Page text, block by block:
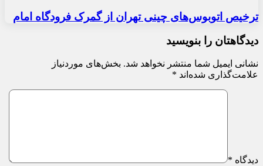
ترخیص اتوبوس‌های چینی تهران از گمرک فرودگاه امام
دیدگاهتان را بنویسید
نشانی ایمیل شما منتشر نخواهد شد. بخش‌های موردنیاز
علامت‌گذاری شده‌اند *
دیدگاه *